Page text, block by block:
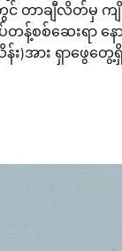
တာချီလိတ်မှ က
န့်စစ်ဆေးရာ နေ
အား ရှာဖွေတွေ့ရှိ